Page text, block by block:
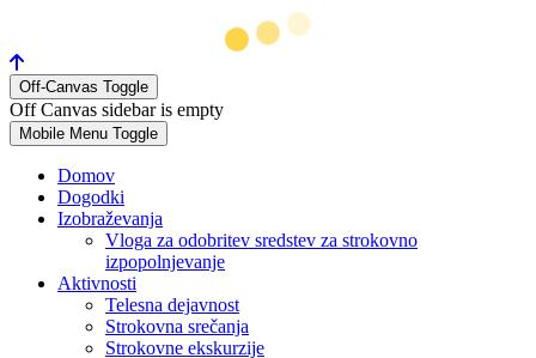
Off-Canvas Toggle
Off Canvas sidebar is empty
Mobile Menu Toggle
Domov
Dogodki
Izobraževanja
Vloga za odobritev sredstev za strokovno
izpopolnjevanje
Aktivnosti
Telesna dejavnost
Strokovna srečanja
Strokovne ekskurzije